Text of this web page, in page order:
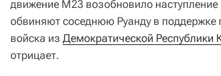
движение М23 возобновило
обвиняют соседнюю Руанду в поддержке
войска из Демократической Республики
отрицает.